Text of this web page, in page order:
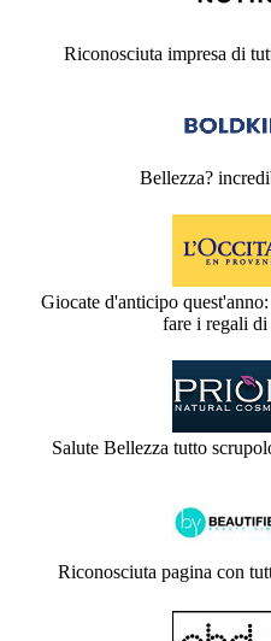
Riconosciuta impresa di
Bellezza?
Giocate d'anticipo
fare i regali di
Salute Bellezza tutto
Riconosciuta pagina con